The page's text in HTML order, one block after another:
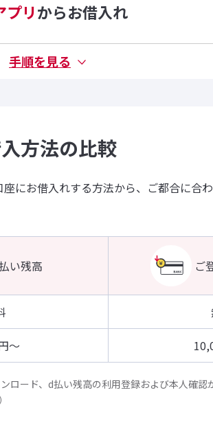
プリからお借入れ
方法の比較
にお借入れする方法から、ご都合に合
い残高 ご
～
ロード、d払い残高の利用登録および本人確認